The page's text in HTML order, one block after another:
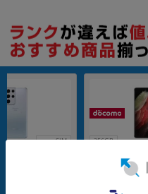
nanoSIM 256GB
【SIMロック
y S21 Ultra 5G
メーカー：